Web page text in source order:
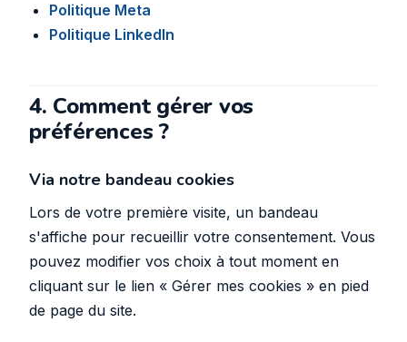
Politique Meta
Politique LinkedIn
4. Comment gérer vos
préférences ?
Via notre bandeau cookies
Lors de votre première visite, un bandeau
s'affiche pour recueillir votre consentement. Vous
pouvez modifier vos choix à tout moment en
cliquant sur le lien « Gérer mes cookies » en pied
de page du site.